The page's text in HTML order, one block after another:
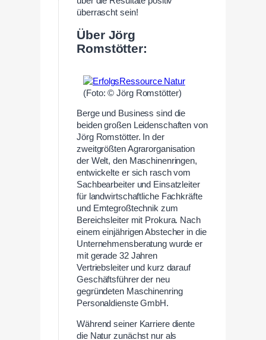
überrascht sein!
Über Jörg
Romstötter:
(Foto: © Jörg Romstötter)
Berge und Business sind die
beiden großen Leidenschaften von
Jörg Romstötter. In der
zweitgrößten Agrarorganisation
der Welt, den Maschinenringen,
entwickelte er sich rasch vom
Sachbearbeiter und Einsatzleiter
für landwirtschaftliche Fachkräfte
und Erntegroßtechnik zum
Bereichsleiter mit Prokura. Nach
einem einjährigen Abstecher in die
Unternehmensberatung wurde er
mit gerade 32 Jahren
Vertriebsleiter und kurz darauf
Geschäftsführer der neu
gegründeten Maschinenring
Personaldienste GmbH.
Während seiner Karriere diente
die Natur zunächst nur als